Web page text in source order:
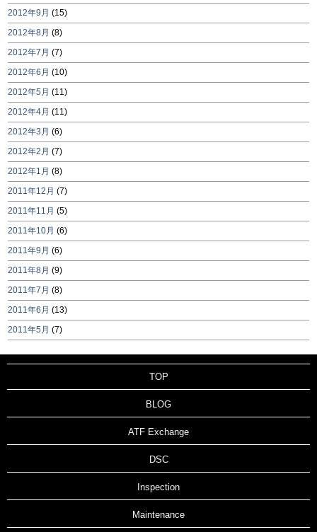
2012年9月 (15)
2012年8月 (8)
2012年7月 (7)
2012年6月 (10)
2012年5月 (11)
2012年4月 (11)
2012年3月 (6)
2012年2月 (7)
2012年1月 (8)
2011年12月 (7)
2011年11月 (5)
2011年10月 (6)
2011年9月 (6)
2011年8月 (9)
2011年7月 (8)
2011年6月 (13)
2011年5月 (7)
TOP
BLOG
ATF Exchange
DSC
Inspection
Maintenance